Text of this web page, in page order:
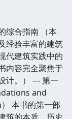
综合指南 （本
经验丰富的建筑
代建筑实践中的
内容完全聚焦于
计。） --- 第一
and
本书的第一部